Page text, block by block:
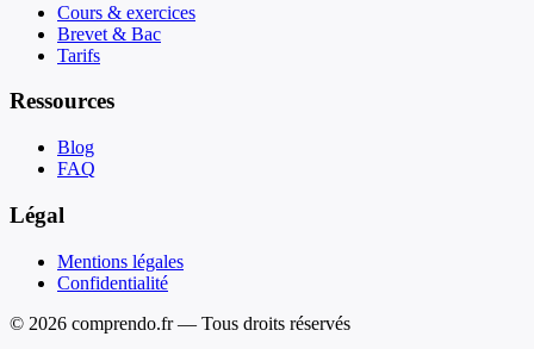
Cours & exercices
Brevet & Bac
Tarifs
Ressources
Blog
FAQ
Légal
Mentions légales
Confidentialité
© 2026 comprendo.fr — Tous droits réservés